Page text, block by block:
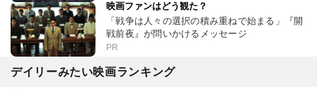
映画ファンはどう観た？
「戦争は人々の選択の積み重ねで始まる」『開
戦前夜』が問いかけるメッセージ
PR
デイリーみたい映画ランキング